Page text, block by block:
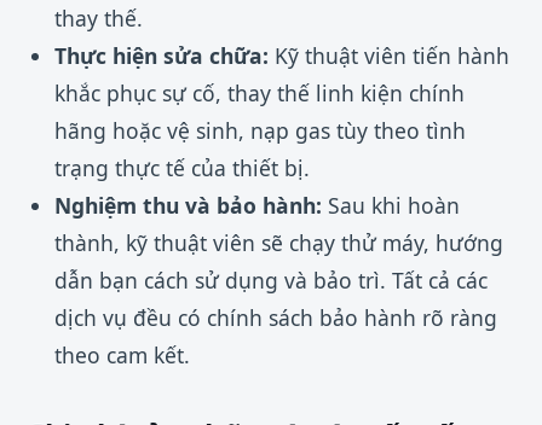
thay thế.
Thực hiện sửa chữa: Kỹ thuật viên tiến hành
khắc phục sự cố, thay thế linh kiện chính
hãng hoặc vệ sinh, nạp gas tùy theo tình
trạng thực tế của thiết bị.
Nghiệm thu và bảo hành: Sau khi hoàn
thành, kỹ thuật viên sẽ chạy thử máy, hướng
dẫn bạn cách sử dụng và bảo trì. Tất cả các
dịch vụ đều có chính sách bảo hành rõ ràng
theo cam kết.